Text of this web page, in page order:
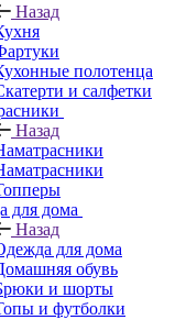
Назад
полотенца
и салфетки
Назад
для дома
Назад
для дома
обувь
и шорты
и футболки